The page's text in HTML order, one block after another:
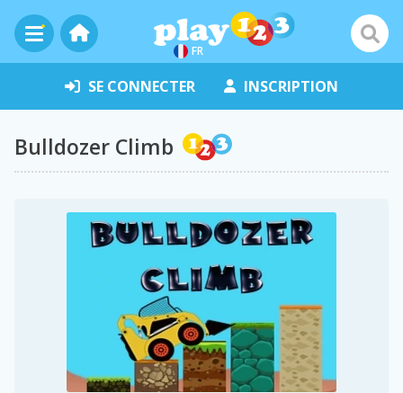
FR
SE CONNECTER INSCRIPTION
Bulldozer Climb